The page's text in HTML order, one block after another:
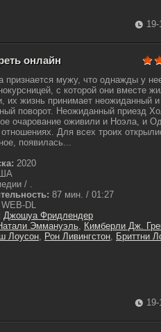
онлайн
признается мужу, что однажды у
с которой они вместе
их жизнь принимает неожиданный и
поворот. Неожиданный приезд
очарование оживили и Ноэла, и
отношениях. Для всех троих
появилась...
2020
/ .
87 мин. / 01:27
WEB-DL
Джошуа Фридлендер
Эммануэль, Кимберли Дж.
Лоусон, Рон Ливингстон, Бриттни